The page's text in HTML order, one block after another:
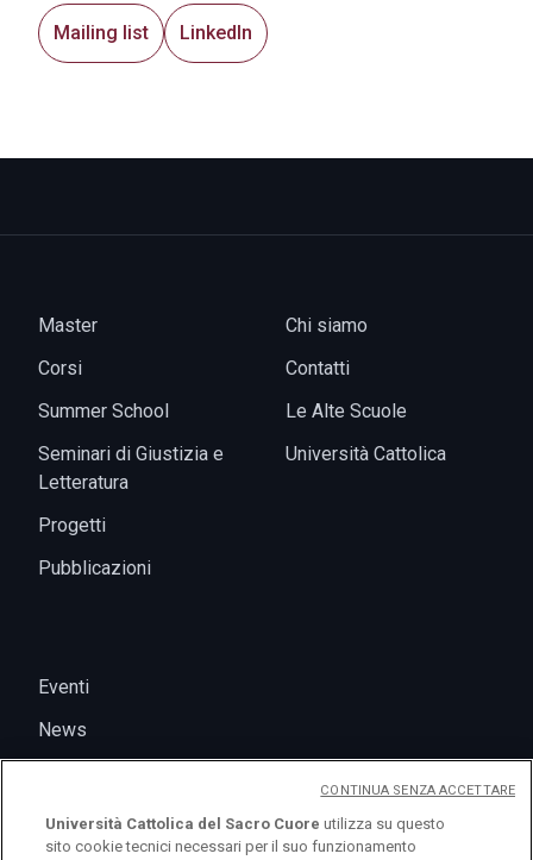
Mailing list LinkedIn
Master
Corsi
Summer School
Seminari di Giustizia e
Letteratura
Progetti
Pubblicazioni
Chi siamo
Contatti
Le Alte Scuole
Università Cattolica
Eventi
News
Università Cattolica del Sacro Cuore utilizza su questo
sito cookie tecnici necessari per il suo funzionamento
CONTINUA SENZA ACCETTARE